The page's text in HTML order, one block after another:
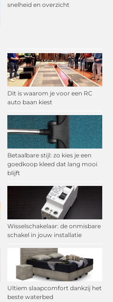
snelheid en overzicht
Dit is waarom je voor een RC
auto baan kiest
Betaalbare stijl: zo kies je een
goedkoop kleed dat lang mooi
blijft
Wisselschakelaar: de onmisbare
schakel in jouw installatie
Ultiem slaapcomfort dankzij het
beste waterbed